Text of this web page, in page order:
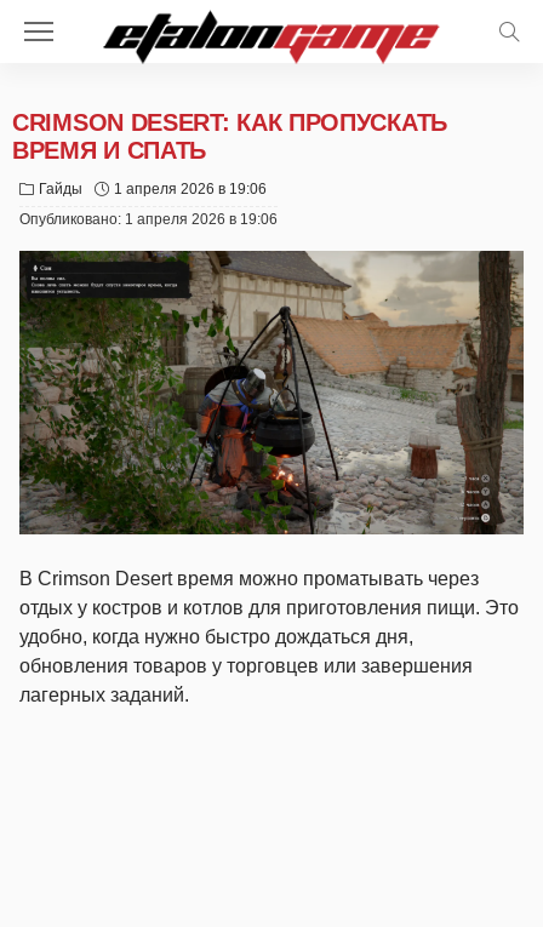
CRIMSON DESERT: КАК ПРОПУСКАТЬ
ВРЕМЯ И СПАТЬ
Гайды
1 апреля 2026 в 19:06
Опубликовано: 1 апреля 2026 в 19:06
В Crimson Desert время можно проматывать через
отдых у костров и котлов для приготовления пищи. Это
удобно, когда нужно быстро дождаться дня,
обновления товаров у торговцев или завершения
лагерных заданий.